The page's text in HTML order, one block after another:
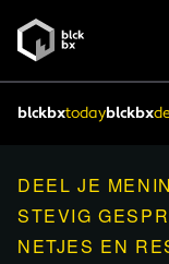
blckbxtodayblckbx
DEEL JE
STEVIG
NETJES EN